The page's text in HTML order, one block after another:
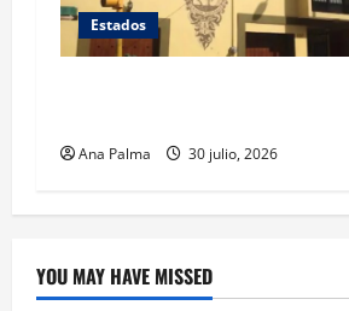
Estados
Ana Palma 30 julio, 2026
YOU MAY HAVE MISSED
Crítica de Cine